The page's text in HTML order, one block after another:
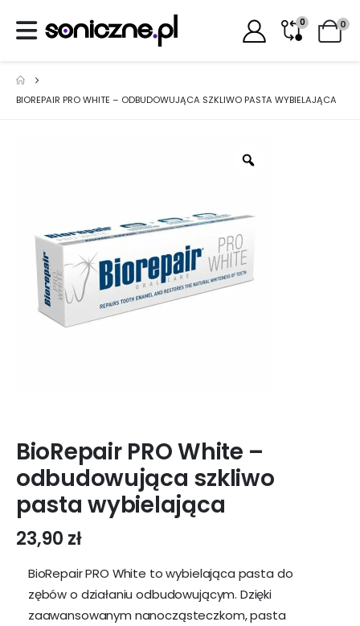
0 0
BIOREPAIR PRO WHITE – ODBUDOWUJĄCA SZKLIWO PASTA WYBIELAJĄCA
BioRepair PRO White –
odbudowująca szkliwo
pasta wybielająca
23,90 zł
BioRepair PRO White to wybielająca pasta do
zębów o działaniu odbudowującym. Dzięki
zaawansowanym nanocząsteczkom, pasta